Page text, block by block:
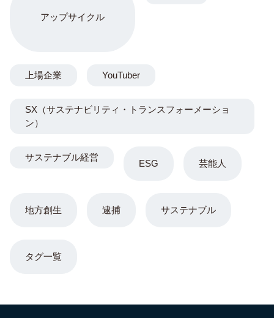
アップサイクル
ESG 芸能人
地方創生 逮捕 サステナブル
上場企業 YouTuber
SX（サステナビリティ・トランスフォーメーショ
ン）
サステナブル経営
タグ一覧